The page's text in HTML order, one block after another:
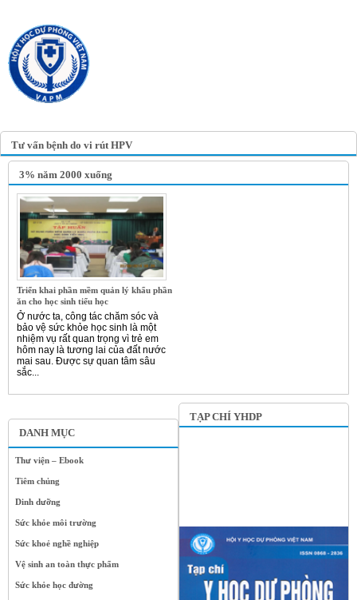
Tư vấn bệnh do vi rút HPV
DANH MỤC
Thư viện – Ebook
Tiêm chủng
Dinh dưỡng
Sức khỏe môi trường
Sức khoẻ nghề nghiệp
Vệ sinh an toàn thực phẩm
Sức khỏe học đường
3% năm 2000 xuống
Triển khai phần mềm quản lý khẩu phần
ăn cho học sinh tiểu học
Ở nước ta, công tác chăm sóc và
bảo vệ sức khỏe học sinh là một
nhiệm vụ rất quan trọng vì trẻ em
hôm nay là tương lai của đất nước
mai sau. Được sự quan tâm sâu
sắc...
TẠP CHÍ YHDP